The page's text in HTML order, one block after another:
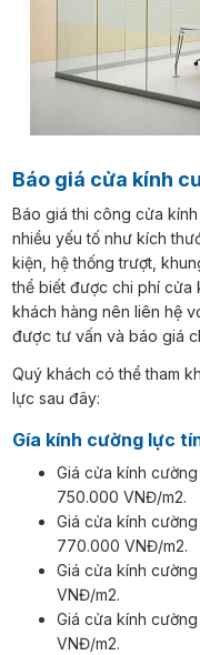
Báo giá cửa kính
Báo giá thi công cửa kính cường lực giá rẻ nhất phụ thuộc vào
nhiều yếu tố như kích
kiện, hệ thống trượt,
thể biết được chi phí cửa
khách hàng nên liên hệ
được tư vấn và báo giá
Quý khách có thể tham khảo bảng giá phụ kiện cửa kính cường
lực sau đây:
Gía kính cường lực
Giá cửa kính cường
750.000 VNĐ/m2.
Giá cửa kính cường
770.000 VNĐ/m2.
Giá cửa kính cường
VNĐ/m2.
Giá cửa kính
VNĐ/m2.